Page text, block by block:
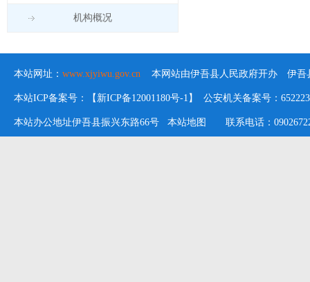
机构概况
本站网址： www.xjyiwu.gov.cn 本网站由伊吾县人民政府开办 伊吾
本站ICP备案号：【新ICP备12001180号-1】 公安机关备案号：
本站办公地址伊吾县振兴东路66号 本站地图 联系电话：